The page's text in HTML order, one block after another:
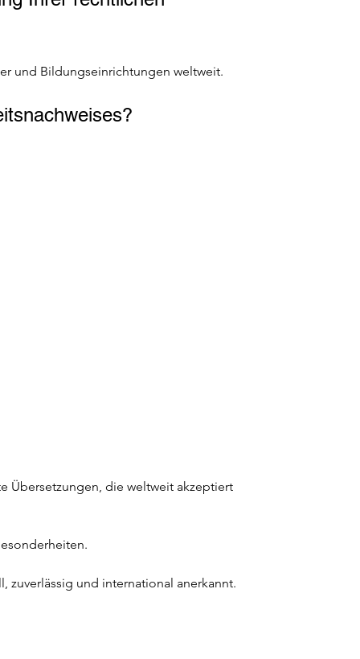
und Bildungseinrichtungen weltweit.
Übersetzungen, die weltweit akzeptiert
zuverlässig und international anerkannt.